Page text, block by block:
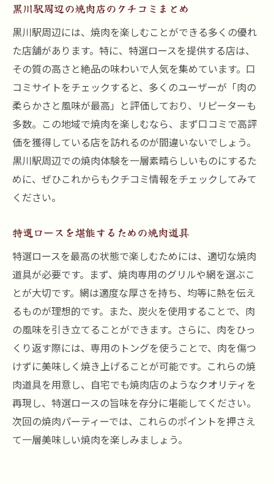
黒川駅周辺の焼肉店のクチコミまとめ
黒川駅周辺には、焼肉を楽しむことができる多くの優れ
た店舗があります。特に、特選ロースを提供する店は、
その質の高さと絶品の味わいで人気を集めています。口
コミサイトをチェックすると、多くのユーザーが「肉の
柔らかさと風味が最高」と評価しており、リピーターも
多数。この地域で焼肉を楽しむなら、まず口コミで高評
価を獲得している店を訪れるのが間違いないでしょう。
黒川駅周辺での焼肉体験を一層素晴らしいものにするた
めに、ぜひこれからもクチコミ情報をチェックしてみて
ください。
特選ロースを堪能するための焼肉道具
特選ロースを最高の状態で楽しむためには、適切な焼肉
道具が必要です。まず、焼肉専用のグリルや網を選ぶこ
とが大切です。網は適度な厚さを持ち、均等に熱を伝え
るものが理想的です。また、炭火を使用することで、肉
の風味を引き立てることができます。さらに、肉をひっ
くり返す際には、専用のトングを使うことで、肉を傷つ
けずに美味しく焼き上げることが可能です。これらの焼
肉道具を用意し、自宅でも焼肉店のようなクオリティを
再現し、特選ロースの旨味を存分に堪能してください。
次回の焼肉パーティーでは、これらのポイントを押さえ
て一層美味しい焼肉を楽しみましょう。